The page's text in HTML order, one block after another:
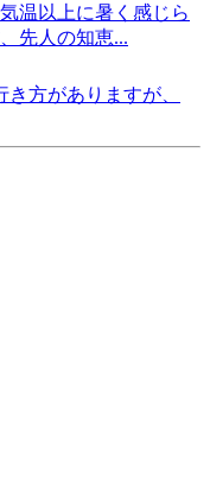
温以上に暑く感じら
先人の知恵...
方がありますが、